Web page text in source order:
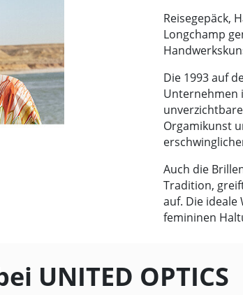
Reisegepäck,
Longchamp
Die 1993 auf
Unternehmen
Orgamikunst
Auch die
Tradition,
auf. Die
femininen
UNITED OPTICS